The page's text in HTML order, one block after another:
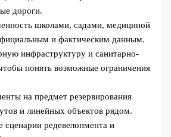
дороги.
школами, садами, медициной
и фактическим данным.
инфраструктуру и санитарно-
понять возможные ограничения
на предмет резервирования
и линейных объектов рядом.
сценарии редевелопмента и